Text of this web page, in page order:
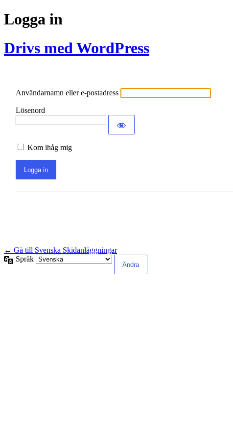
Logga in
Drivs med WordPress
Användarnamn eller e-postadress
Lösenord
Kom ihåg mig
← Gå till Svenska Skidanläggningar
Språk